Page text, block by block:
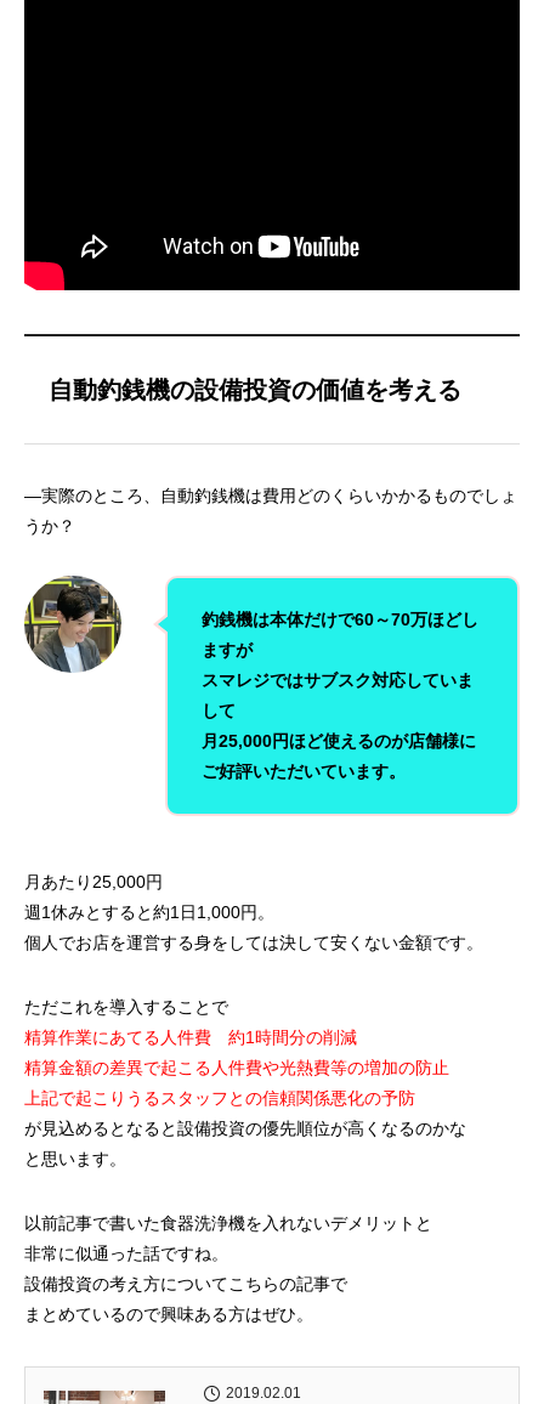
自動釣銭機の設備投資の価値を考える
—実際のところ、自動釣銭機は費用どのくらいかかるものでしょ
うか？
釣銭機は本体だけで60～70万ほどし
ますが
スマレジではサブスク対応していま
して
月25,000円ほど使えるのが店舗様に
ご好評いただいています。
月あたり25,000円
週1休みとすると約1日1,000円。
個人でお店を運営する身をしては決して安くない金額です。
ただこれを導入することで
精算作業にあてる人件費 約1時間分の削減
精算金額の差異で起こる人件費や光熱費等の増加の防止
上記で起こりうるスタッフとの信頼関係悪化の予防
が見込めるとなると設備投資の優先順位が高くなるのかな
と思います。
以前記事で書いた食器洗浄機を入れないデメリットと
非常に似通った話ですね。
設備投資の考え方についてこちらの記事で
まとめているので興味ある方はぜひ。
2019.02.01